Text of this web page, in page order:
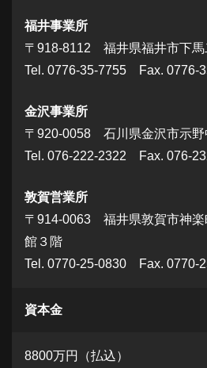
福井事業所
〒918-8112 福井県福井市下馬
Tel. 0776-35-7755 Fax. 0776-
金沢事業所
〒920-0058 石川県金沢市示野
Tel. 076-222-2322 Fax. 076-
敦賀営業所
〒914-0063 福井県敦賀市神
館３階
Tel. 0770-25-0830 Fax. 0770-
資本金
8800万円（払込）